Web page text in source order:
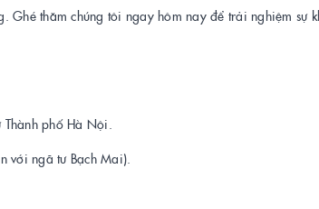
thăm chúng tôi ngay hôm nay để trải nghiệm sự
phố Hà Nội.
với ngã tư Bạch Mai).